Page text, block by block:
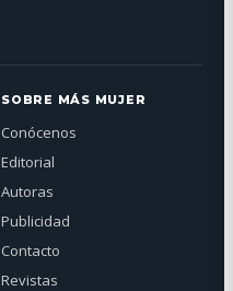
SOBRE MÁS MUJER
Conócenos
Editorial
Autoras
Publicidad
Contacto
Revistas